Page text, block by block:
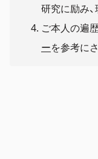
研究に励み
ご本人の遍
ーを参考に